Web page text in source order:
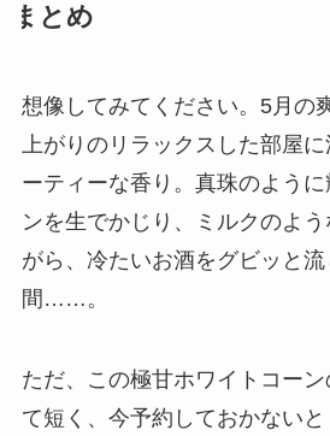
まとめ
想像してみてください。5月の
上がりのリラックスした部屋
ーティーな香り。真珠のよう
ンを生でかじり、ミルクのよ
がら、冷たいお酒をグビッと
間……。
ただ、この極甘ホワイトコー
て短く、今予約しておかない